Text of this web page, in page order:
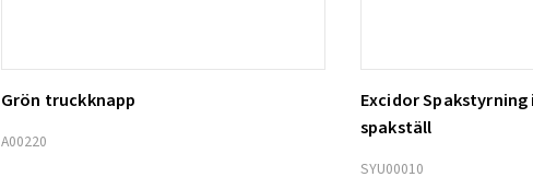
Lägg till i varukorg Lägg till i
Grön truckknapp
A00220
Excidor
spakställ
SYU00010